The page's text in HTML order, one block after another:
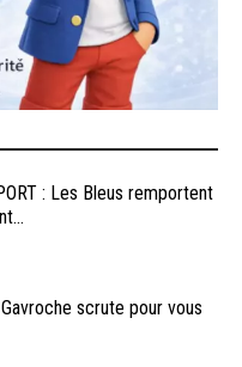
: Les Bleus remportent
scrute pour vous